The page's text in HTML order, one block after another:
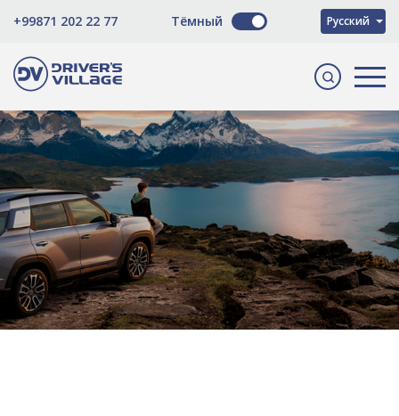
+99871 202 22 77 Тёмный Русский
O'zbekcha